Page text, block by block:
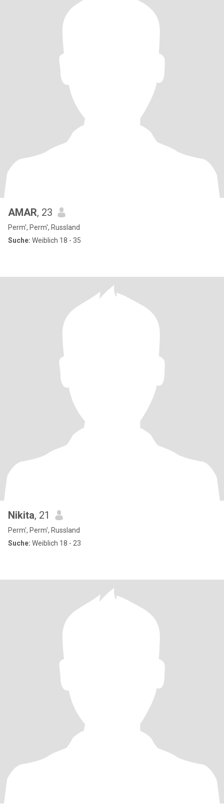
AMAR, 23
Perm', Perm', Russland
Suche: Weiblich 18 - 35
Nikita, 21
Perm', Perm', Russland
Suche: Weiblich 18 - 23